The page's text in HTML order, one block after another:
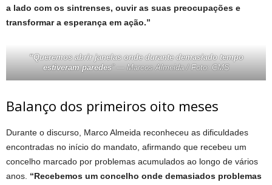
a lado com os sintrenses, ouvir as suas preocupações e
transformar a esperança em ação.”
“Queremos abrir janelas onde durante demasiado tempo
estiveram paredes” — Marcos Almeida / Foto: CMS
Balanço dos primeiros oito meses
Durante o discurso, Marco Almeida reconheceu as dificuldades
encontradas no início do mandato, afirmando que recebeu um
concelho marcado por problemas acumulados ao longo de vários
anos. “Recebemos um concelho onde demasiados problemas